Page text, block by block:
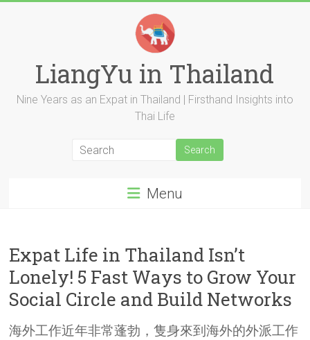
LiangYu in Thailand
Nine Years as an Expat in Thailand | Firsthand Insights into
Thai Life
Menu
Expat Life in Thailand Isn’t
Lonely! 5 Fast Ways to Grow Your
Social Circle and Build Networks
海外工作近年非常蓬勃，隻身來到海外的外派工作